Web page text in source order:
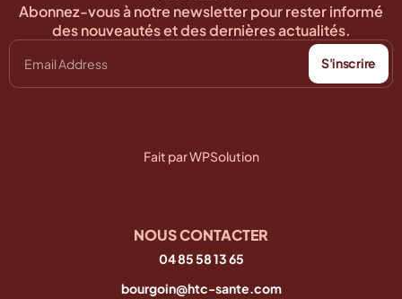
Abonnez-vous à notre newsletter pour rester informé
des nouveautés et des dernières actualités.
S'inscrire
Fait par WPSolution
NOUS CONTACTER
04 85 58 13 65
bourgoin@htc-sante.com